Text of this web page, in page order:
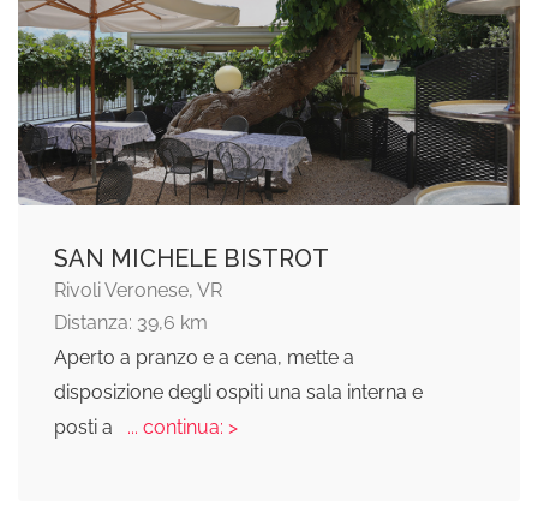
SAN MICHELE BISTROT
Rivoli Veronese, VR
Distanza: 39,6 km
Aperto a pranzo e a cena, mette a
disposizione degli ospiti una sala interna e
posti a
... continua: >